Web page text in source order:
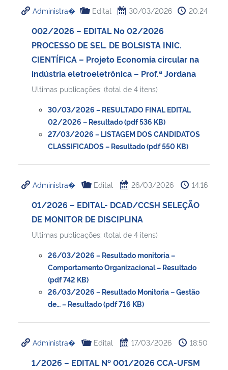
Administra� Edital 30/03/2026 20:24
002/2026 – EDITAL No 02/2026
PROCESSO DE SEL. DE BOLSISTA INIC.
CIENTÍFICA – Projeto Economia circular na
indústria eletroeletrônica – Prof.ª Jordana
Ultimas publicações: (total de 4 itens)
30/03/2026 – RESULTADO FINAL EDITAL
02/2026 – Resultado (pdf 536 KB)
27/03/2026 – LISTAGEM DOS CANDIDATOS
CLASSIFICADOS – Resultado (pdf 550 KB)
Administra� Edital 26/03/2026 14:16
01/2026 – EDITAL- DCAD/CCSH SELEÇÃO
DE MONITOR DE DISCIPLINA
Ultimas publicações: (total de 4 itens)
26/03/2026 – Resultado monitoria –
Comportamento Organizacional – Resultado
(pdf 742 KB)
26/03/2026 – Resultado Monitoria – Gestão
de… – Resultado (pdf 716 KB)
Administra� Edital 17/03/2026 18:50
1/2026 – EDITAL Nº 001/2026 CCA-UFSM